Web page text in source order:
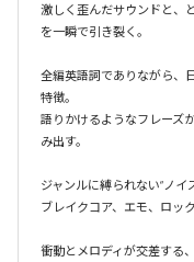
激しく歪んだサウンドと、
を一瞬で引き裂く。
全編英語詞でありながら、
特徴。
語りかけるようなフレーズ
み出す。
ジャンルに縛られない“ノイ
ブレイクコア、エモ、ロッ
衝動とメロディが交差する